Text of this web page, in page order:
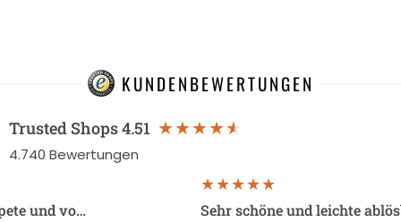
KUNDENBEWERTUNGEN
Trusted Shops4.51
4.740 Bewertungen
und vo… Sehr schöne und leichte